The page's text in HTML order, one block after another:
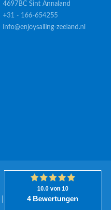
4697BC Sint Annaland
+31 - 166-654255
info@enjoysailing-zeeland.nl